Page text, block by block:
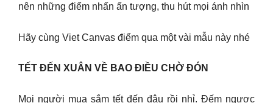
nên những điểm nhấn ấn tượng, thu hút mọi ánh nhìn
Hãy cùng Viet Canvas điểm qua một vài mẫu này nhé
TẾT ĐẾN XUÂN VỀ BAO ĐIỀU CHỜ ĐÓN
Mọi người mua sắm tết đến đâu rồi nhỉ. Đếm ngược